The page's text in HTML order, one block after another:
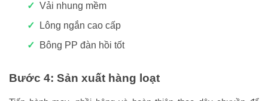
Vải nhung mềm
Lông ngắn cao cấp
Bông PP đàn hồi tốt
Bước 4: Sản xuất hàng loạt